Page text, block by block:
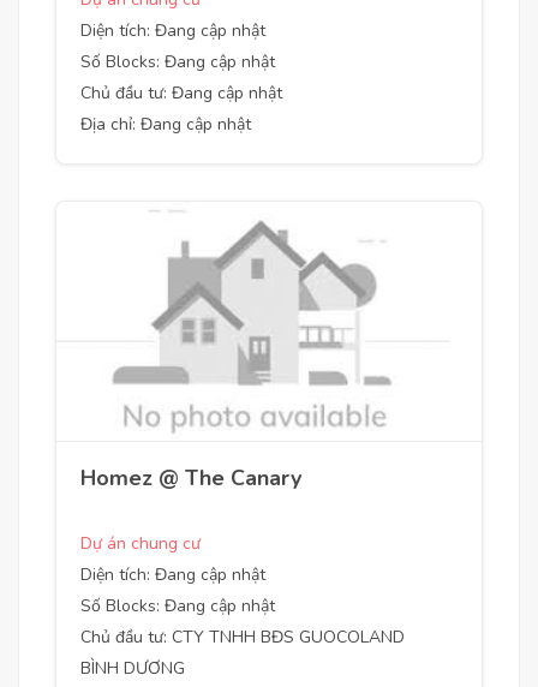
Diện tích: Đang cập nhật
Số Blocks: Đang cập nhật
Chủ đầu tư: Đang cập nhật
Địa chỉ: Đang cập nhật
Homez @ The Canary
Dự án chung cư
Diện tích: Đang cập nhật
Số Blocks: Đang cập nhật
Chủ đầu tư: CTY TNHH BĐS GUOCOLAND
BÌNH DƯƠNG